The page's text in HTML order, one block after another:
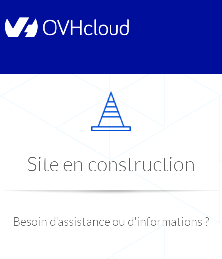
Site en construction
Besoin d'assistance ou d'informations ?